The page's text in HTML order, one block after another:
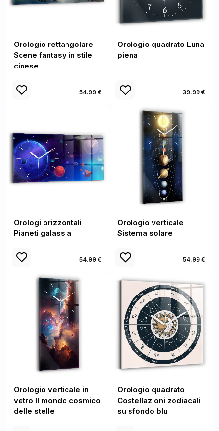
Orologio rettangolare
Scene fantasy in stile
cinese
54.99 €
Orologio quadrato Luna
piena
39.99 €
Orologi orizzontali
Pianeti galassia
54.99 €
Orologio verticale
Sistema solare
54.99 €
Orologio verticale in
vetro Il mondo cosmico
delle stelle
Orologio quadrato
Costellazioni zodiacali
su sfondo blu